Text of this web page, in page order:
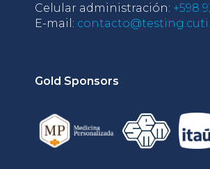
Celular administración: +598
E-mail:
Gold Sponsors